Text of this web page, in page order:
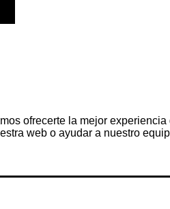
ofrecerte la mejor
web o ayudar a nuestro